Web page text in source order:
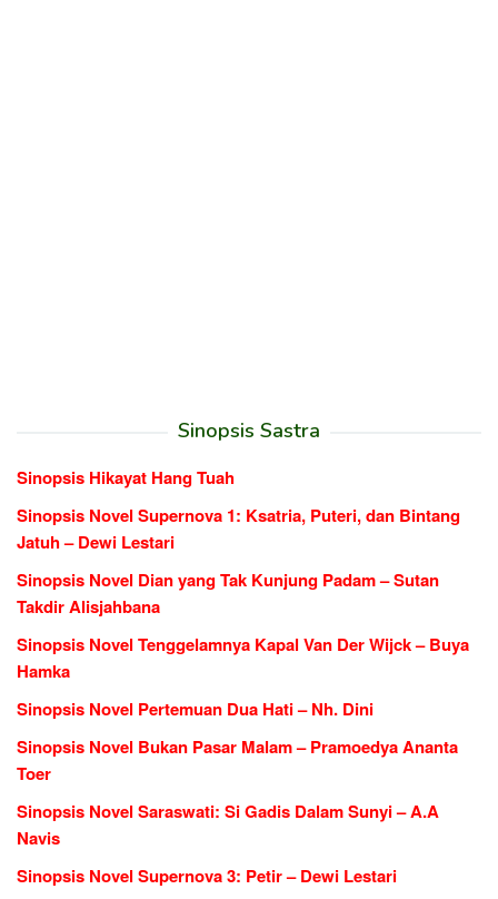
Sinopsis Sastra
Sinopsis Hikayat Hang Tuah
Sinopsis Novel Supernova 1: Ksatria, Puteri, dan Bintang
Jatuh – Dewi Lestari
Sinopsis Novel Dian yang Tak Kunjung Padam – Sutan
Takdir Alisjahbana
Sinopsis Novel Tenggelamnya Kapal Van Der Wijck – Buya
Hamka
Sinopsis Novel Pertemuan Dua Hati – Nh. Dini
Sinopsis Novel Bukan Pasar Malam – Pramoedya Ananta
Toer
Sinopsis Novel Saraswati: Si Gadis Dalam Sunyi – A.A
Navis
Sinopsis Novel Supernova 3: Petir – Dewi Lestari